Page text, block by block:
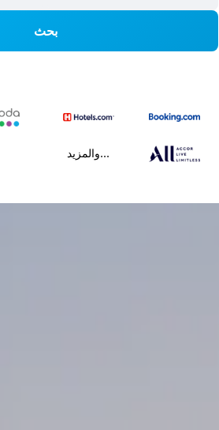
بحث
...والمزيد